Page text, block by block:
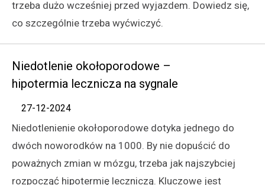
trzeba dużo wcześniej przed wyjazdem. Dowiedz się,
co szczególnie trzeba wyćwiczyć.
Niedotlenie okołoporodowe –
hipotermia lecznicza na sygnale
27-12-2024
Niedotlenienie okołoporodowe dotyka jednego do
dwóch noworodków na 1000. By nie dopuścić do
poważnych zmian w mózgu, trzeba jak najszybciej
rozpocząć hipotermię leczniczą. Kluczowe jest